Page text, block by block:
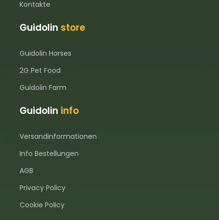
Kontakte
Guidolin store
Guidolin Horses
2G Pet Food
Guidolin Farm
Guidolin info
Versandinformationen
Info Bestellungen
AGB
Privacy Policy
Cookie Policy